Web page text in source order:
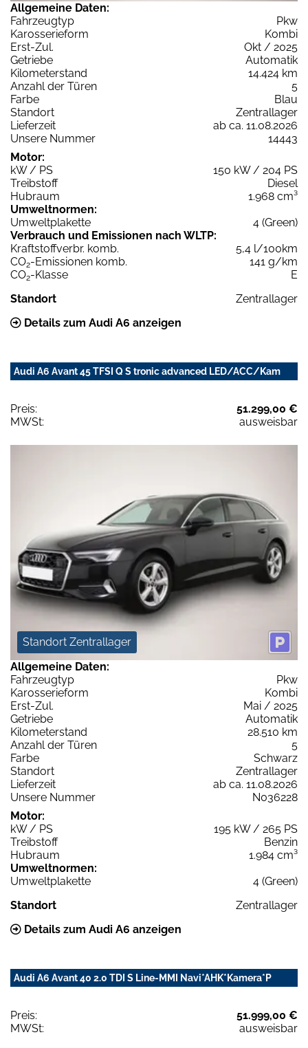
Allgemeine Daten:
Fahrzeugtyp
Pkw
Karosserieform
Kombi
Erst-Zul.
Okt / 2025
Getriebe
Automatik
Kilometerstand
14.424 km
Anzahl der Türen
5
Farbe
Blau
Standort
Zentrallager
Lieferzeit
ab ca. 11.08.2026
Unsere Nummer
14443
Motor:
kW / PS
150 kW / 204 PS
Treibstoff
Diesel
Hubraum
1.968 cm³
Umweltnormen:
Umweltplakette
4 (Green)
Verbrauch und Emissionen nach WLTP:
Kraftstoffverbr. komb.
5,4 l/100km
CO2-Emissionen komb.
141 g/km
CO2-Klasse
E
Standort
Zentrallager
Details zum Audi A6 anzeigen
Audi A6 Avant 45 TFSI Q S tronic advanced LED/ACC/Kam
Preis:
51.299,00 €
MWSt:
ausweisbar
Standort Zentrallager
Allgemeine Daten:
Fahrzeugtyp
Pkw
Karosserieform
Kombi
Erst-Zul.
Mai / 2025
Getriebe
Automatik
Kilometerstand
28.510 km
Anzahl der Türen
5
Farbe
Schwarz
Standort
Zentrallager
Lieferzeit
ab ca. 11.08.2026
Unsere Nummer
N036228
Motor:
kW / PS
195 kW / 265 PS
Treibstoff
Benzin
Hubraum
1.984 cm³
Umweltnormen:
Umweltplakette
4 (Green)
Standort
Zentrallager
Details zum Audi A6 anzeigen
Audi A6 Avant 40 2.0 TDI S Line-MMI Navi*AHK*Kamera*P
Preis:
51.999,00 €
MWSt:
ausweisbar